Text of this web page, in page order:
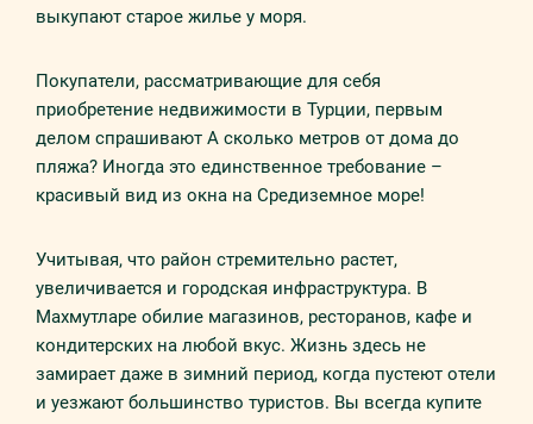
выкупают старое жилье у моря.
Покупатели, рассматривающие для себя
приобретение недвижимости в Турции, первым
делом спрашивают А сколько метров от дома до
пляжа? Иногда это единственное требование –
красивый вид из окна на Средиземное море!
Учитывая, что район стремительно растет,
увеличивается и городская инфраструктура. В
Махмутларе обилие магазинов, ресторанов, кафе и
кондитерских на любой вкус. Жизнь здесь не
замирает даже в зимний период, когда пустеют отели
и уезжают большинство туристов. Вы всегда купите